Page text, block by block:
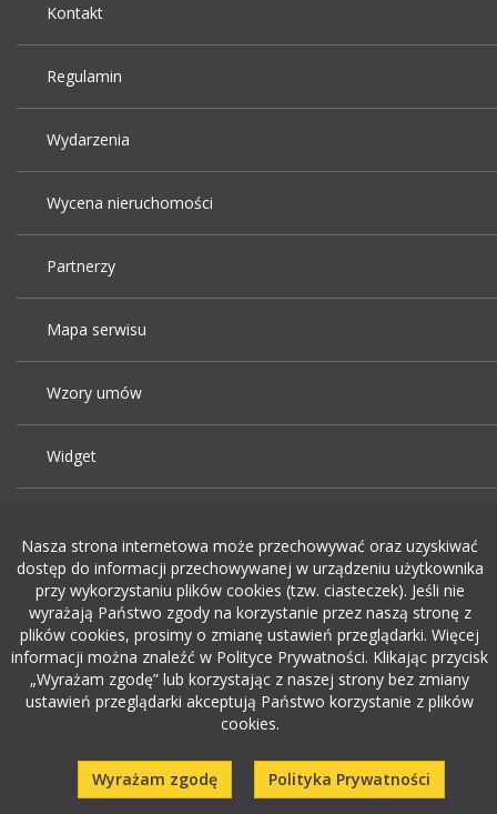
Kontakt
Regulamin
Wydarzenia
Wycena nieruchomości
Partnerzy
Mapa serwisu
Wzory umów
Widget
Dodaj ogłoszenie o pracę
rekrutacja w it
Nasza strona internetowa może przechowywać oraz uzyskiwać
dostęp do informacji przechowywanej w urządzeniu użytkownika
przy wykorzystaniu plików cookies (tzw. ciasteczek). Jeśli nie
wyrażają Państwo zgody na korzystanie przez naszą stronę z
plików cookies, prosimy o zmianę ustawień przeglądarki. Więcej
informacji można znaleźć w Polityce Prywatności. Klikając przycisk
„Wyrażam zgodę” lub korzystając z naszej strony bez zmiany
ustawień przeglądarki akceptują Państwo korzystanie z plików
cookies.
Wyrażam zgodę Polityka Prywatności